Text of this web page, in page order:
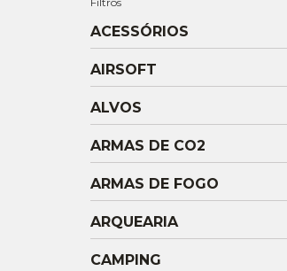
ACESSÓRIOS
AIRSOFT
ALVOS
ARMAS DE CO2
ARMAS DE FOGO
ARQUEARIA
CAMPING